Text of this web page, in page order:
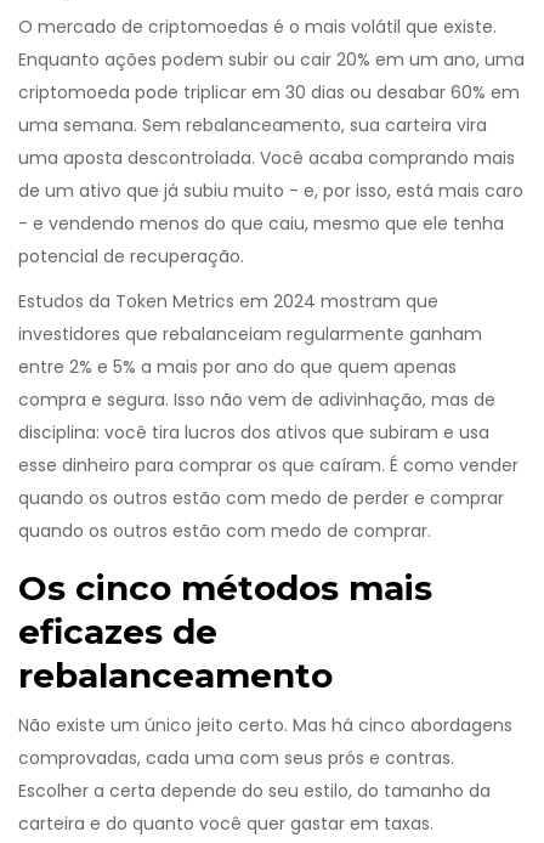
O mercado de criptomoedas é o mais volátil que existe.
Enquanto ações podem subir ou cair 20% em um ano, uma
criptomoeda pode triplicar em 30 dias ou desabar 60% em
uma semana. Sem rebalanceamento, sua carteira vira
uma aposta descontrolada. Você acaba comprando mais
de um ativo que já subiu muito - e, por isso, está mais caro
- e vendendo menos do que caiu, mesmo que ele tenha
potencial de recuperação.
Estudos da Token Metrics em 2024 mostram que
investidores que rebalanceiam regularmente ganham
entre 2% e 5% a mais por ano do que quem apenas
compra e segura. Isso não vem de adivinhação, mas de
disciplina: você tira lucros dos ativos que subiram e usa
esse dinheiro para comprar os que caíram. É como vender
quando os outros estão com medo de perder e comprar
quando os outros estão com medo de comprar.
Os cinco métodos mais
eficazes de
rebalanceamento
Não existe um único jeito certo. Mas há cinco abordagens
comprovadas, cada uma com seus prós e contras.
Escolher a certa depende do seu estilo, do tamanho da
carteira e do quanto você quer gastar em taxas.